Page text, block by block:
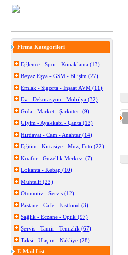
Firma Kategorileri
Eğlence - Spor - Konaklama (13)
Beyaz Eşya - GSM - Bilişim (27)
Emlak - Sigorta - İnşaat AVM (11)
Ev - Dekorasyon - Mobilya (32)
Gıda - Market - Şarküteri (9)
Giyim - Ayakkabı - Çanta (13)
Hırdavat - Cam - Anahtar (14)
Eğitim - Kırtasiye - Müz, Foto (22)
Kuaför - Güzellik Merkezi (7)
Lokanta - Kebap (10)
Muhtelif (23)
Otomotiv - Servis (12)
Pastane - Cafe - Fastfood (3)
Sağlık - Eczane - Optik (97)
Servis - Tamir - Temizlik (67)
Taksi - Ulaşım - Nakliye (28)
E-Mail List